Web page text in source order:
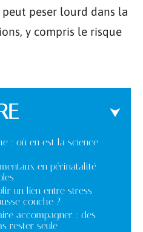
peser lourd dans la
y compris le risque
: où en est la science
en périnatalité
un lien entre stress
couche ?
accompagner : des
rester seule